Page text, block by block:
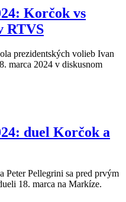
Korčok vs
RTVS
prezidentských volieb Ivan
marca 2024 v diskusnom
duel Korčok a
Peter Pellegrini sa pred prvým
18. marca na Markíze.